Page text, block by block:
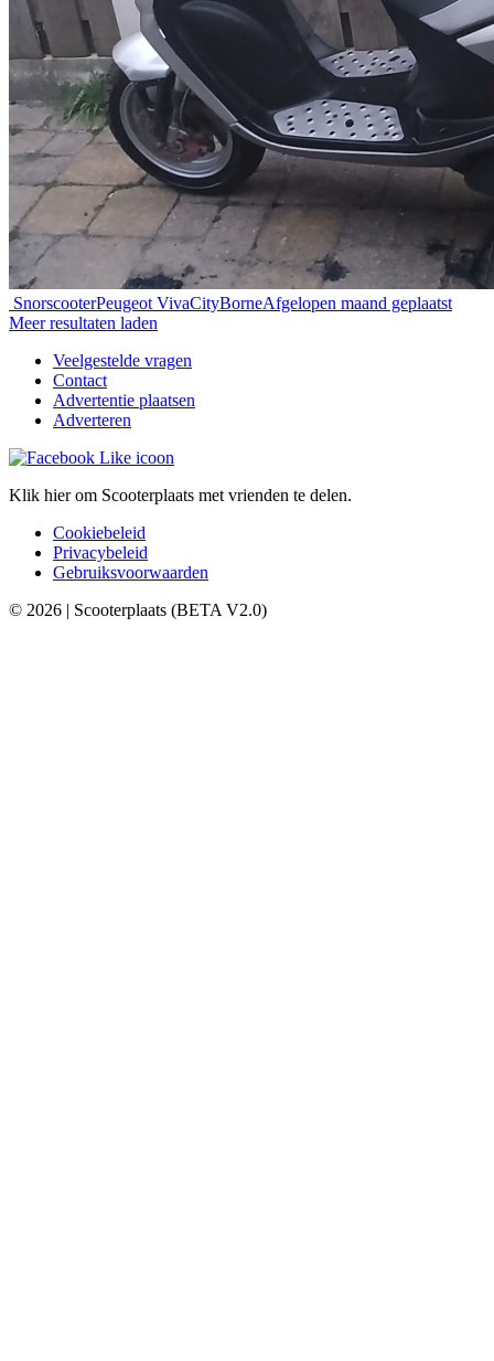
SnorscooterPeugeot VivaCityBorneAfgelopen maand geplaatst
Meer resultaten laden
Veelgestelde vragen
Contact
Advertentie plaatsen
Adverteren
Klik hier om Scooterplaats met vrienden te delen.
Cookiebeleid
Privacybeleid
Gebruiksvoorwaarden
© 2026 | Scooterplaats (BETA V2.0)